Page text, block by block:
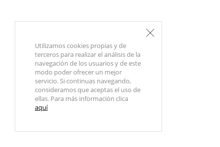
Utilizamos cookies propias y de
terceros para realizar el análisis de la
navegación de los usuarios y de este
modo poder ofrecer un mejor
servicio. Si continuas navegando,
consideramos que aceptas el uso de
ellas. Para más información clica
aquí